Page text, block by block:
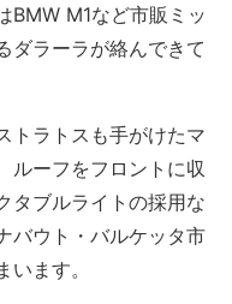
BMW M1など市販ミッ
ダラーラが絡んできて
トラトスも手がけたマ
ルーフをフロントに収
タブルライトの採用な
バウト・バルケッタ市
ます。